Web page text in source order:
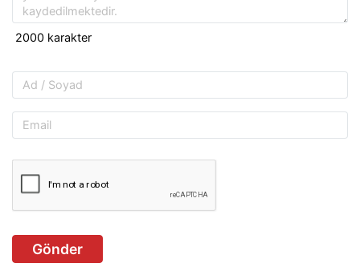
Gönder